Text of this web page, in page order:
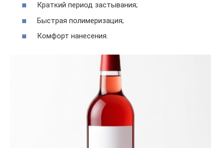
Краткий период застывания;
Быстрая полимеризация;
Комфорт нанесения.